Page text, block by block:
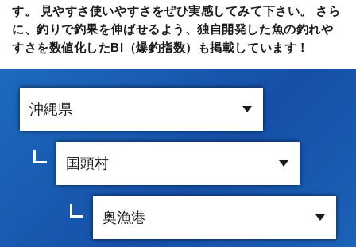
す。 見やすさ使いやすさをぜひ実感してみて下さい。 さら
に、釣りで釣果を伸ばせるよう、独自開発した魚の釣れや
すさを数値化したBI（爆釣指数）も掲載しています！